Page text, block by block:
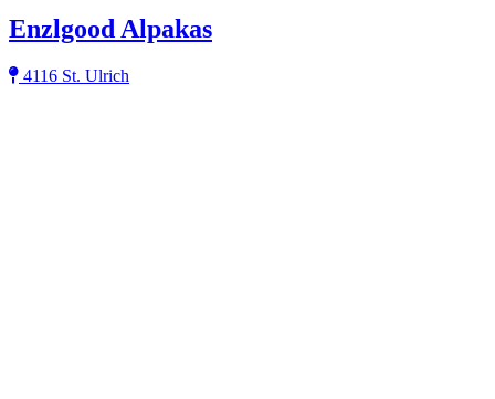
Enzlgood Alpakas
4116 St. Ulrich